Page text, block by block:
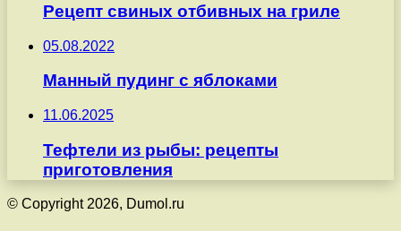
Рецепт свиных отбивных на гриле
05.08.2022
Манный пудинг с яблоками
11.06.2025
Тефтели из рыбы: рецепты
приготовления
© Copyright 2026, Dumol.ru